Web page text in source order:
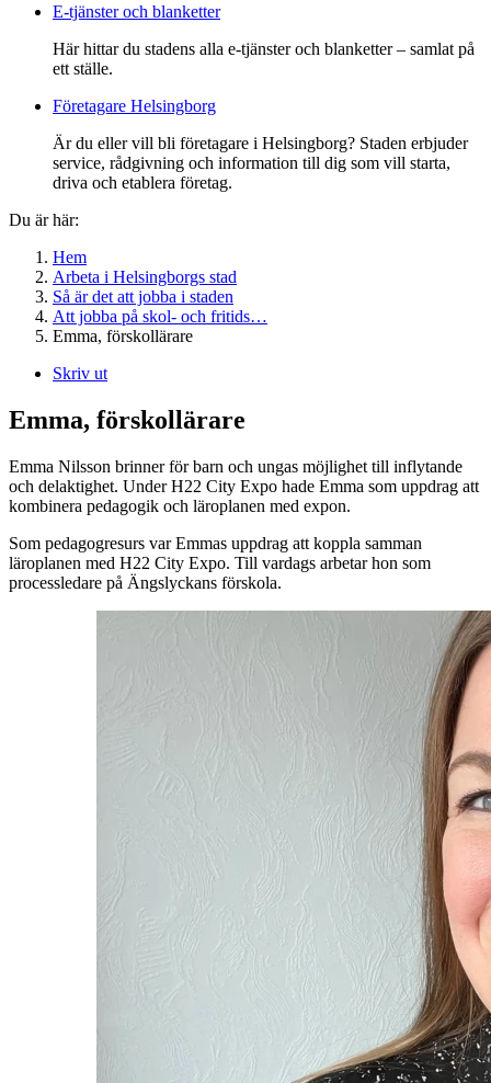
E-tjänster och blanketter
Här hittar du stadens alla e-tjänster och blanketter – samlat på
ett ställe.
Företagare Helsingborg
Är du eller vill bli företagare i Helsingborg? Staden erbjuder
service, rådgivning och information till dig som vill starta,
driva och etablera företag.
Du är här:
Hem
Arbeta i Helsingborgs stad
Så är det att jobba i staden
Att jobba på skol- och fritids…
Emma, förskollärare
Skriv ut
Emma, förskollärare
Emma Nilsson brinner för barn och ungas möjlighet till inflytande
och delaktighet. Under H22 City Expo hade Emma som uppdrag att
kombinera pedagogik och läroplanen med expon.
Som pedagogresurs var Emmas uppdrag att koppla samman
läroplanen med H22 City Expo. Till vardags arbetar hon som
processledare på Ängslyckans förskola.